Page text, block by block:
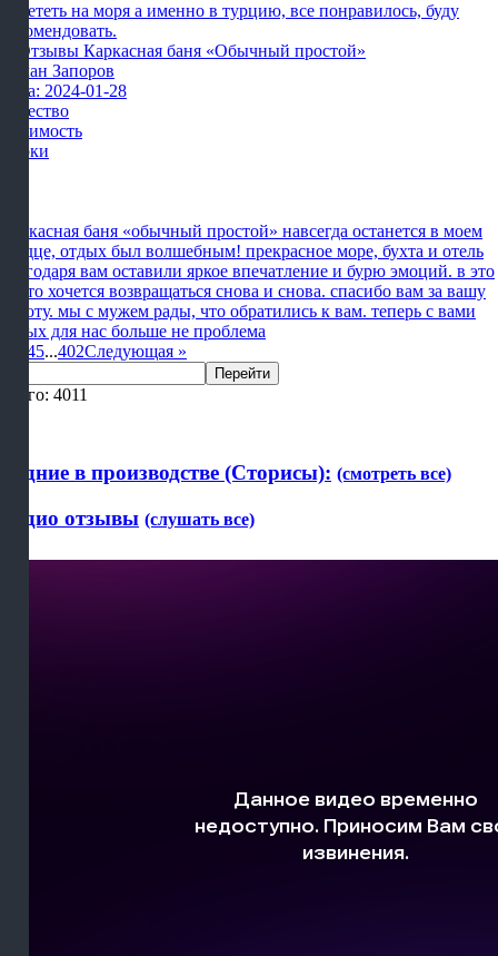
полететь на моря а именно в турцию, все понравилось, буду
рекомендовать.
Роман Запоров
Дата: 2024-01-28
Качество
Стоимость
Сроки
Каркасная баня «обычный простой» навсегда останется в моем
сердце, отдых был волшебным! прекрасное море, бухта и отель
благодаря вам оставили яркое впечатление и бурю эмоций. в это
место хочется возвращаться снова и снова. спасибо вам за вашу
работу. мы с мужем рады, что обратились к вам. теперь с вами
отдых для нас больше не проблема
45...402Следующая »
Перейти
Всего: 4011
Будние в производстве (Сторисы): (смотреть все)
Аудио отзывы (слушать все)